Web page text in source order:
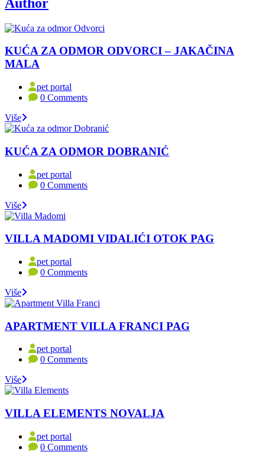
KUĆA ZA ODMOR ODVORCI – JAKAČINA
MALA
pet portal
0 Comments
Više
KUĆA ZA ODMOR DOBRANIĆ
pet portal
0 Comments
Više
VILLA MADOMI VIDALIĆI OTOK PAG
pet portal
0 Comments
Više
APARTMENT VILLA FRANCI PAG
pet portal
0 Comments
Više
VILLA ELEMENTS NOVALJA
pet portal
0 Comments